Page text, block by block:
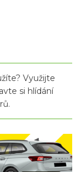
Využijte
si hlídání